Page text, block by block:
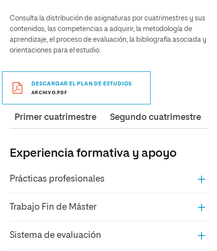
Consulta la distribución de asignaturas por cuatrimestres y sus
contenidos, las competencias a adquirir, la metodología de
aprendizaje, el proceso de evaluación, la bibliografía asociada y
orientaciones para el estudio.
DESCARGAR EL PLAN DE ESTUDIOS
ARCHIVO.PDF
Primer cuatrimestre Segundo cuatrimestre
Experiencia formativa y apoyo
Prácticas profesionales
Trabajo Fin de Máster
Sistema de evaluación